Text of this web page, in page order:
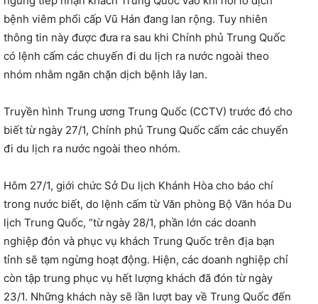
bệnh viêm phổi cấp Vũ Hán đang lan rộng. Tuy nhiên
thông tin này được đưa ra sau khi Chính phủ Trung Quốc
có lệnh cấm các chuyến đi du lịch ra nước ngoài theo
nhóm nhằm ngăn chặn dịch bệnh lây lan.
Truyền hình Trung ương Trung Quốc (CCTV) trước đó cho
biết từ ngày 27/1, Chính phủ Trung Quốc cấm các chuyến
đi du lịch ra nước ngoài theo nhóm.
Hôm 27/1, giới chức Sở Du lịch Khánh Hòa cho báo chí
trong nước biết, do lệnh cấm từ Văn phòng Bộ Văn hóa Du
lịch Trung Quốc, “từ ngày 28/1, phần lớn các doanh
nghiệp đón và phục vụ khách Trung Quốc trên địa bạn
tỉnh sẽ tạm ngừng hoạt động. Hiện, các doanh nghiệp chỉ
còn tập trung phục vụ hết lượng khách đã đón từ ngày
23/1. Những khách này sẽ lần lượt bay về Trung Quốc đến